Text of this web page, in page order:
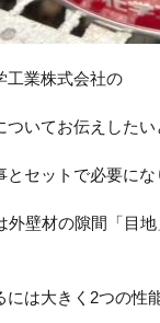
工業株式会社の
ついてお伝えしたい
セットで必要にな
外壁材の隙間「目
は大きく2つの性